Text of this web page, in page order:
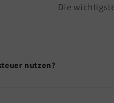
Die
nutzen?